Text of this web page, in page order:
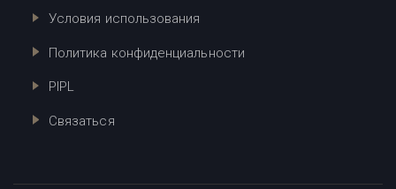
Условия использования
Политика конфиденциальности
PIPL
Связаться